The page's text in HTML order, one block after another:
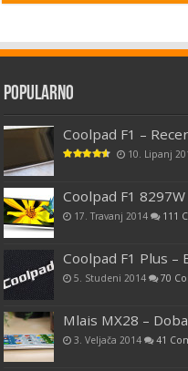
Popularno
Coolpad F1 –
10. Lipanj
Coolpad F1
17. Travanj 2014 111
Coolpad F1 Plus –
5. Studeni 2014 70
Mlais MX28 –
3. Veljača 2014 41